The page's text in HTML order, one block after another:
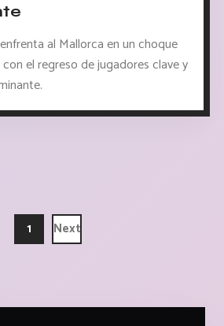
al Mallorca en un choque
el regreso de jugadores clave y
1 Next